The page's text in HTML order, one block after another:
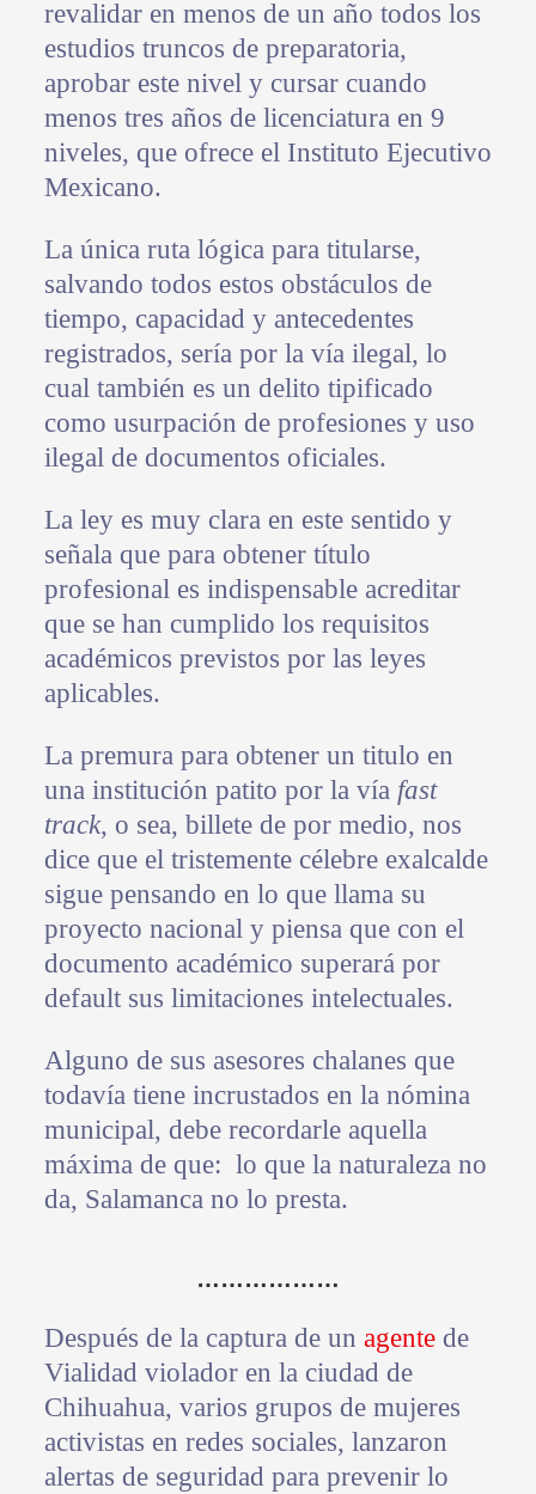
revalidar en menos de un año todos los
estudios truncos de preparatoria,
aprobar este nivel y cursar cuando
menos tres años de licenciatura en 9
niveles, que ofrece el Instituto Ejecutivo
Mexicano.
La única ruta lógica para titularse,
salvando todos estos obstáculos de
tiempo, capacidad y antecedentes
registrados, sería por la vía ilegal, lo
cual también es un delito tipificado
como usurpación de profesiones y uso
ilegal de documentos oficiales.
La ley es muy clara en este sentido y
señala que para obtener título
profesional es indispensable acreditar
que se han cumplido los requisitos
académicos previstos por las leyes
aplicables.
La premura para obtener un titulo en
una institución patito por la vía fast
track, o sea, billete de por medio, nos
dice que el tristemente célebre exalcalde
sigue pensando en lo que llama su
proyecto nacional y piensa que con el
documento académico superará por
default sus limitaciones intelectuales.
Alguno de sus asesores chalanes que
todavía tiene incrustados en la nómina
municipal, debe recordarle aquella
máxima de que: lo que la naturaleza no
da, Salamanca no lo presta.
………………
Después de la captura de un agentede
Vialidad violador en la ciudad de
Chihuahua, varios grupos de mujeres
activistas en redes sociales, lanzaron
alertas de seguridad para prevenir lo